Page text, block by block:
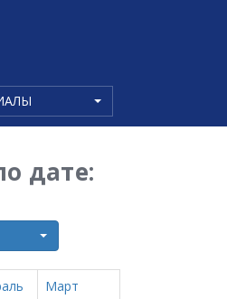
дате:
Март